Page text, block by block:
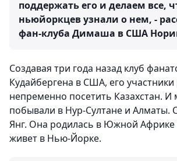
поддержать его и делаем все,
ньюйоркцев узнали о нем, -
фан-клуба Димаша в США
Создавая три года назад клуб
Кудайбергена в США, его
непременно посетить Казахстан. И
побывали в Нур-Султане и Алматы.
Янг. Она родилась в Южной Африке
живет в Нью-Йорке.